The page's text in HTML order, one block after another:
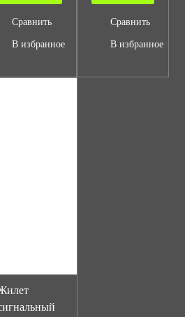
Сравнить
В избранное
Сравнить
В избранное